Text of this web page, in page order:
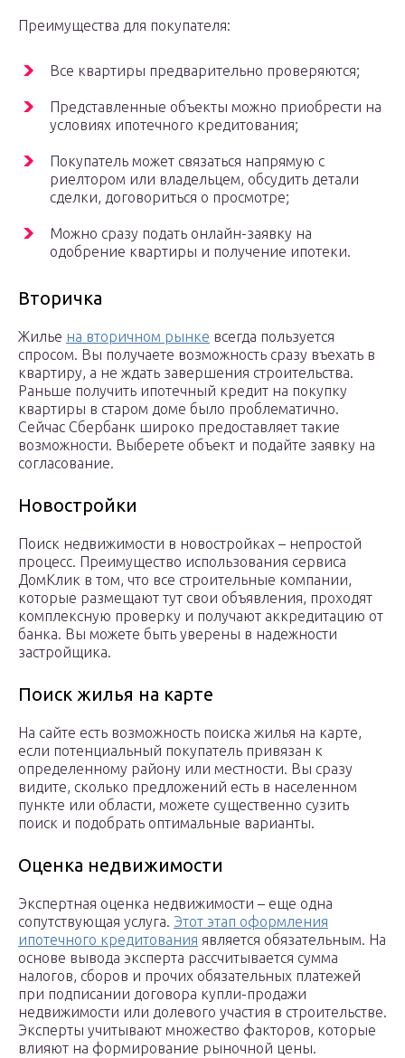
Преимущества для покупателя:
Все квартиры предварительно проверяются;
Представленные объекты можно приобрести на
условиях ипотечного кредитования;
Покупатель может связаться напрямую с
риелтором или владельцем, обсудить детали
сделки, договориться о просмотре;
Можно сразу подать онлайн-заявку на
одобрение квартиры и получение ипотеки.
Вторичка
Жилье на вторичном рынке всегда пользуется
спросом. Вы получаете возможность сразу въехать в
квартиру, а не ждать завершения строительства.
Раньше получить ипотечный кредит на покупку
квартиры в старом доме было проблематично.
Сейчас Сбербанк широко предоставляет такие
возможности. Выберете объект и подайте заявку на
согласование.
Новостройки
Поиск недвижимости в новостройках – непростой
процесс. Преимущество использования сервиса
ДомКлик в том, что все строительные компании,
которые размещают тут свои объявления, проходят
комплексную проверку и получают аккредитацию от
банка. Вы можете быть уверены в надежности
застройщика.
Поиск жилья на карте
На сайте есть возможность поиска жилья на карте,
если потенциальный покупатель привязан к
определенному району или местности. Вы сразу
видите, сколько предложений есть в населенном
пункте или области, можете существенно сузить
поиск и подобрать оптимальные варианты.
Оценка недвижимости
Экспертная оценка недвижимости – еще одна
сопутствующая услуга. Этот этап оформления
ипотечного кредитования является обязательным. На
основе вывода эксперта рассчитывается сумма
налогов, сборов и прочих обязательных платежей
при подписании договора купли-продажи
недвижимости или долевого участия в строительстве.
Эксперты учитывают множество факторов, которые
влияют на формирование рыночной цены.